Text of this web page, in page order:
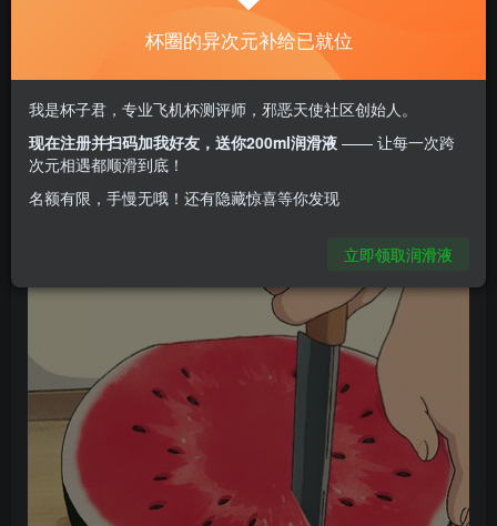
空调，西瓜，飘扬的裙角，随身带着的小风扇……
说到夏天，你会想到什么呢？
空调，西瓜，飘扬的裙角，随身带着的小风扇……
杯圈的异次元补给已就位
我是杯子君，专业飞机杯测评师，邪恶天使社区创始人。
现在注册并扫码加我好友，送你200ml润滑液 —— 让每一次跨
次元相遇都顺滑到底！
名额有限，手慢无哦！还有隐藏惊喜等你发现
立即领取润滑液